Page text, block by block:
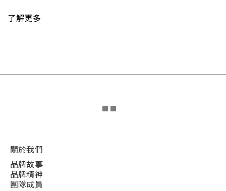
了解更多
關於我們
品牌故事
品牌精神
團隊成員